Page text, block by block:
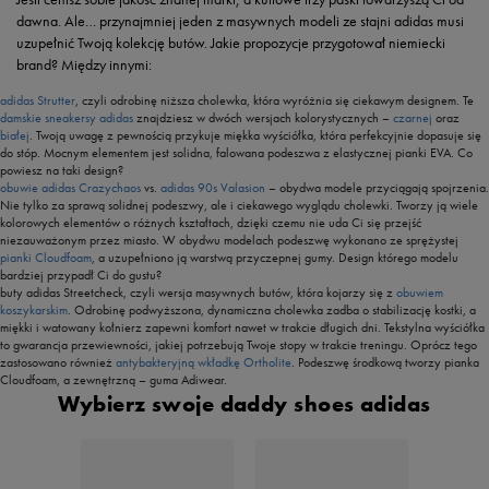
dawna. Ale… przynajmniej jeden z masywnych modeli ze stajni adidas musi
uzupełnić Twoją kolekcję butów. Jakie propozycje przygotował niemiecki
brand? Między innymi:
adidas Strutter, czyli odrobinę niższa cholewka, która wyróżnia się ciekawym designem. Te
damskie sneakersy adidasznajdziesz w dwóch wersjach kolorystycznych – czarnej oraz
białej. Twoją uwagę z pewnością przykuje miękka wyściółka, która perfekcyjnie dopasuje się
do stóp. Mocnym elementem jest solidna, falowana podeszwa z elastycznej pianki EVA. Co
powiesz na taki design?
obuwie adidas Crazychaosvs. adidas 90s Valasion – obydwa modele przyciągają spojrzenia.
Nie tylko za sprawą solidnej podeszwy, ale i ciekawego wyglądu cholewki. Tworzy ją wiele
kolorowych elementów o różnych kształtach, dzięki czemu nie uda Ci się przejść
niezauważonym przez miasto. W obydwu modelach podeszwę wykonano ze sprężystej
pianki Cloudfoam, a uzupełniono ją warstwą przyczepnej gumy. Design którego modelu
bardziej przypadł Ci do gustu?
buty adidas Streetcheck, czyli wersja masywnych butów, która kojarzy się zobuwiem
koszykarskim. Odrobinę podwyższona, dynamiczna cholewka zadba o stabilizację kostki, a
miękki i watowany kołnierz zapewni komfort nawet w trakcie długich dni. Tekstylna wyściółka
to gwarancja przewiewności, jakiej potrzebują Twoje stopy w trakcie treningu. Oprócz tego
zastosowano równieżantybakteryjną wkładkę Ortholite. Podeszwę środkową tworzy pianka
Cloudfoam, a zewnętrzną – guma Adiwear.
Wybierz swoje daddy shoes adidas